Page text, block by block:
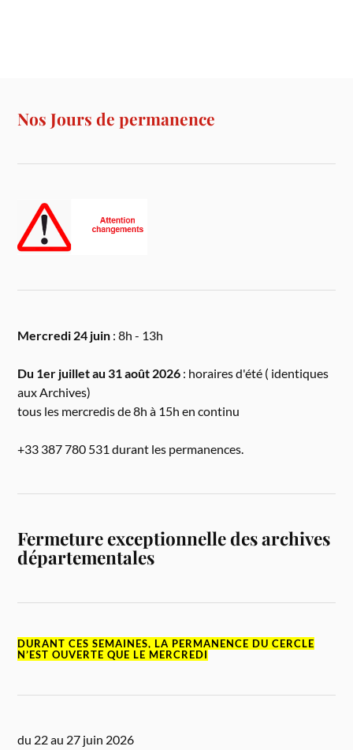
Nos Jours de permanence
Mercredi 24 juin : 8h - 13h
Du 1er juillet au 31 août 2026 : horaires d'été ( identiques
aux Archives)
tous les mercredis de 8h à 15h en continu
+33 387 780 531 durant les permanences.
Fermeture exceptionnelle des archives
départementales
DURANT CES SEMAINES, LA PERMANENCE DU CERCLE
N’EST OUVERTE QUE LE MERCREDI
du 22 au 27 juin 2026